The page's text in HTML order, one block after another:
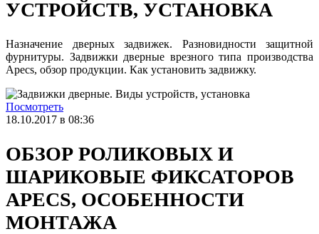
УСТРОЙСТВ, УСТАНОВКА
Назначение дверных задвижек. Разновидности защитной
фурнитуры. Задвижки дверные врезного типа производства
Apecs, обзор продукции. Как установить задвижку.
Посмотреть
18.10.2017 в 08:36
ОБЗОР РОЛИКОВЫХ И
ШАРИКОВЫЕ ФИКСАТОРОВ
APECS, ОСОБЕННОСТИ
МОНТАЖА